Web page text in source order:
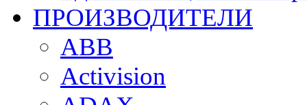
ПРОИЗВОДИТЕЛИ
ABB
Activision